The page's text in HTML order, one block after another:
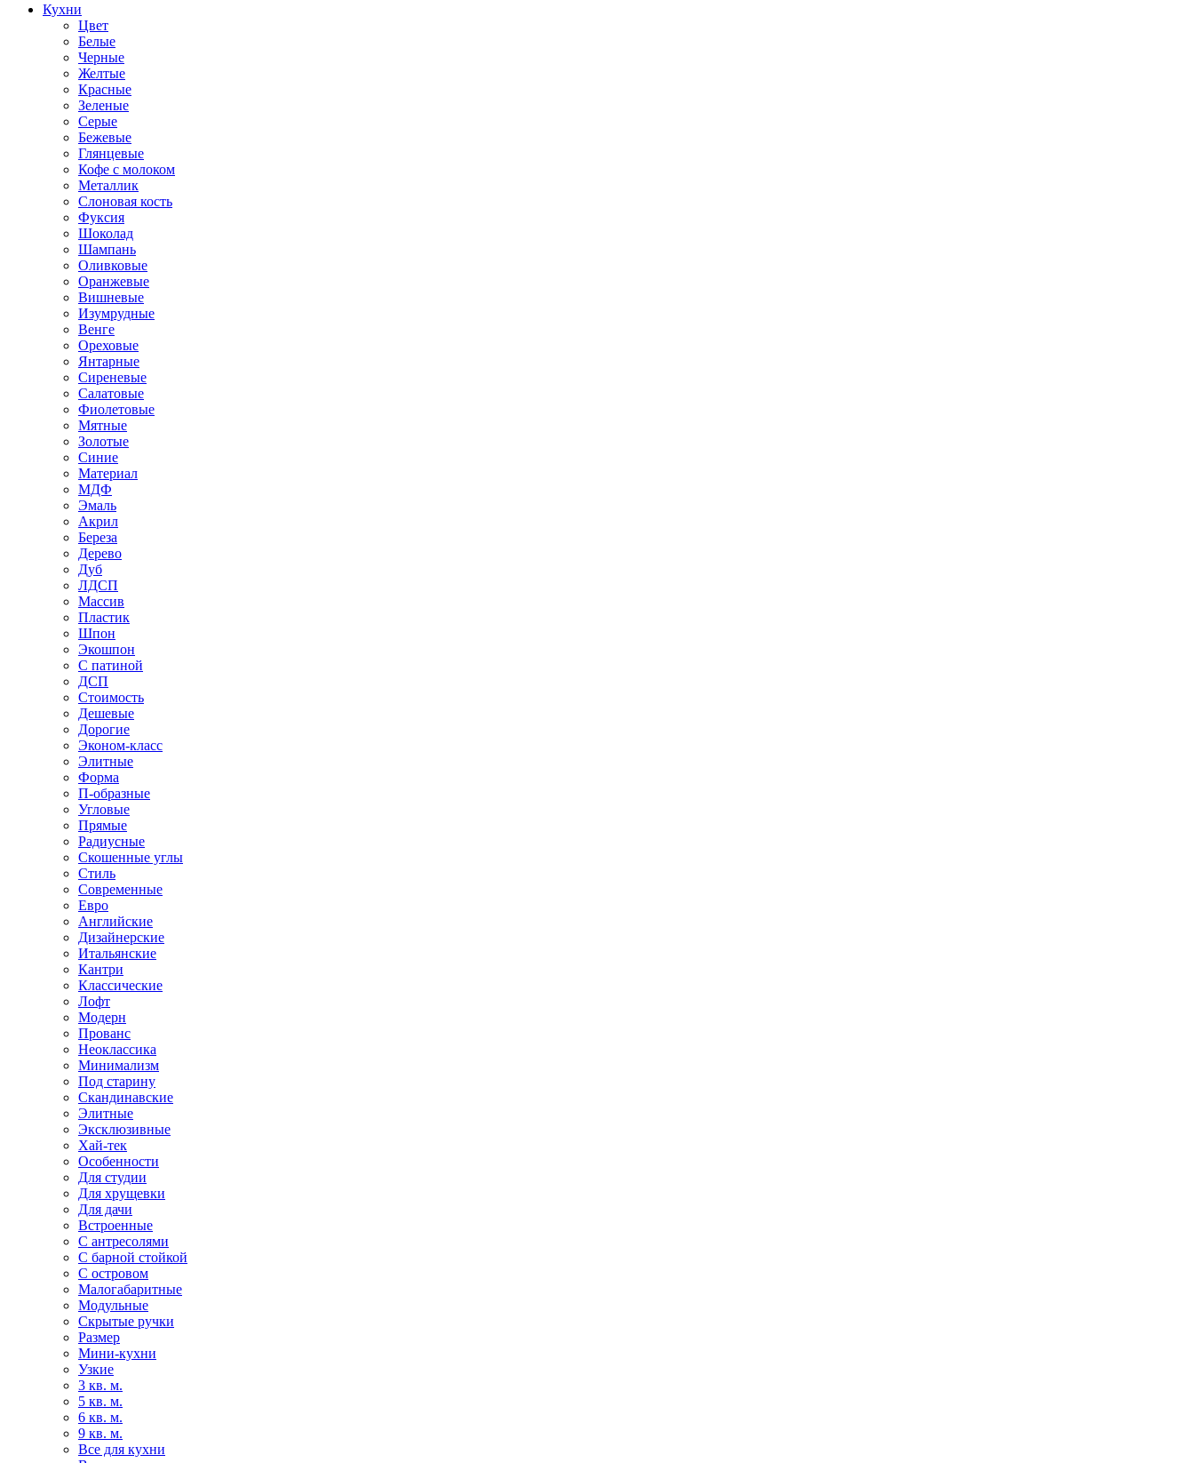
Кухни
Цвет
Белые
Черные
Желтые
Красные
Зеленые
Серые
Бежевые
Глянцевые
Кофе с молоком
Металлик
Слоновая кость
Фуксия
Шоколад
Шампань
Оливковые
Оранжевые
Вишневые
Изумрудные
Венге
Ореховые
Янтарные
Сиреневые
Салатовые
Фиолетовые
Мятные
Золотые
Синие
Материал
МДФ
Эмаль
Акрил
Береза
Дерево
Дуб
ЛДСП
Массив
Пластик
Шпон
Экошпон
С патиной
ДСП
Стоимость
Дешевые
Дорогие
Эконом-класс
Элитные
Форма
П-образные
Угловые
Прямые
Радиусные
Скошенные углы
Стиль
Современные
Евро
Английские
Дизайнерские
Итальянские
Кантри
Классические
Лофт
Модерн
Прованс
Неоклассика
Минимализм
Под старину
Скандинавские
Элитные
Эксклюзивные
Хай-тек
Особенности
Для студии
Для хрущевки
Для дачи
Встроенные
С антресолями
С барной стойкой
С островом
Малогабаритные
Модульные
Скрытые ручки
Размер
Мини-кухни
Узкие
3 кв. м.
5 кв. м.
6 кв. м.
9 кв. м.
Все для кухни